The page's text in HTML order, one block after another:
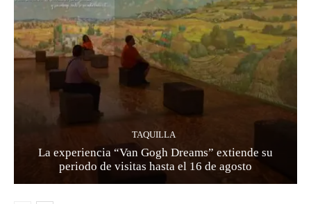
TAQUILLA
La experiencia “Van Gogh Dreams” extiende su
periodo de visitas hasta el 16 de agosto